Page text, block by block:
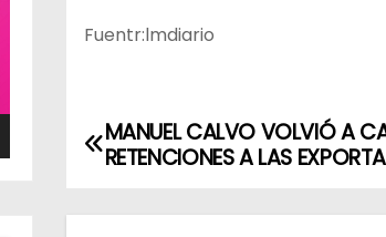
Fuentr:lmdiario
NMANUEL CALVO VOLVIÓ A
RETENCIONES A LAS